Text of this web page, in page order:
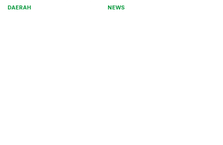
Jaga Kamtibmas
DAERAH
Kabupaten Malang
NEWS